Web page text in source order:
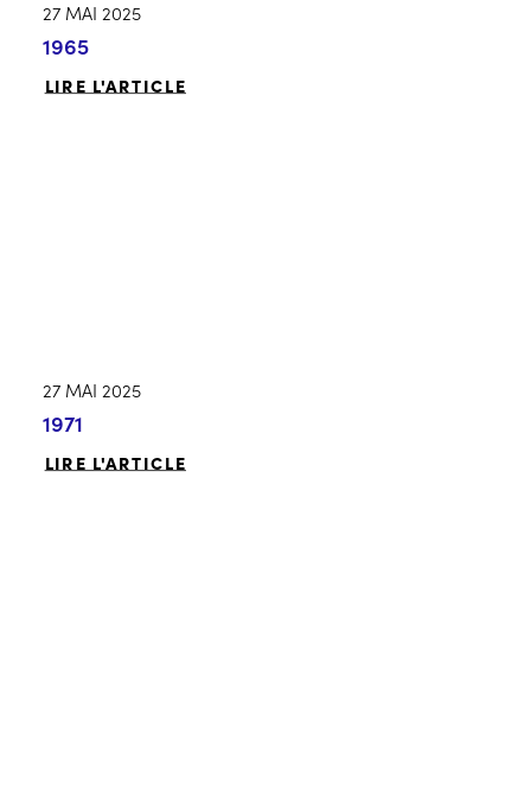
27 MAI 2025
1965
LIRE L'ARTICLE
27 MAI 2025
1971
LIRE L'ARTICLE